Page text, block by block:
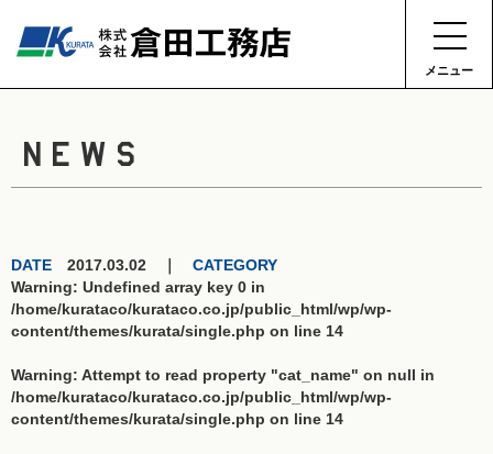
メニュー
NEWS
DATE 2017.03.02 ｜ CATEGORY
Warning: Undefined array key 0 in
/home/kurataco/kurataco.co.jp/public_html/wp/wp-
content/themes/kurata/single.php on line 14
Warning: Attempt to read property "cat_name" on null in
/home/kurataco/kurataco.co.jp/public_html/wp/wp-
content/themes/kurata/single.php on line 14